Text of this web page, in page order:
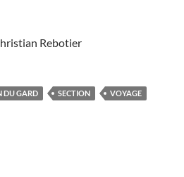
Rebotier
DU GARD SECTION VOYAGE